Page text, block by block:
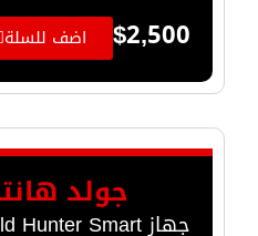
$2,500 اضف للسلة
جولد